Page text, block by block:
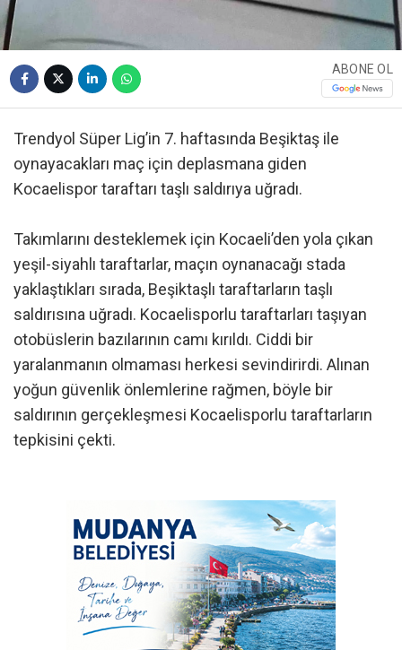
ABONE OL
Trendyol Süper Lig’in 7. haftasında Beşiktaş ile
oynayacakları maç için deplasmana giden
Kocaelispor taraftarı taşlı saldırıya uğradı.
Takımlarını desteklemek için Kocaeli’den yola çıkan
yeşil-siyahlı taraftarlar, maçın oynanacağı stada
yaklaştıkları sırada, Beşiktaşlı taraftarların taşlı
saldırısına uğradı. Kocaelisporlu taraftarları taşıyan
otobüslerin bazılarının camı kırıldı. Ciddi bir
yaralanmanın olmaması herkesi sevindirirdi. Alınan
yoğun güvenlik önlemlerine rağmen, böyle bir
saldırının gerçekleşmesi Kocaelisporlu taraftarların
tepkisini çekti.